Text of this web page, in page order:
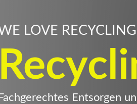
LOVE RECYCLING
Entsorgen